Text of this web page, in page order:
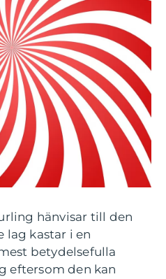
hänvisar till den
lag kastar i en
betydelsefulla
eftersom den kan